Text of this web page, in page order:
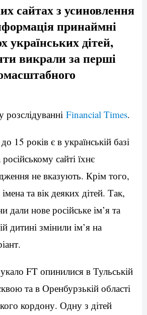
сайтах з усиновлення
принаймні
українських дітей,
викрали за перші
Financial Times.
15 років є в українській базі
сайті їхнє
не вказують. Крім того,
та вік деяких дітей. Так,
дали нове російське ім’я та
дитині змінили ім’я на
FT опинилися в Тульській
та в Оренбурзькій області
кордону. Одну з дітей